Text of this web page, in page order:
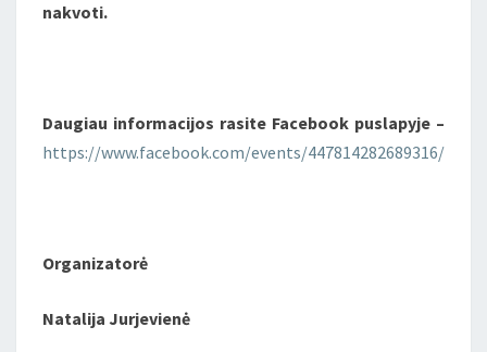
nakvoti.
Daugiau informacijos rasite Facebook puslapyje –
https://www.facebook.com/events/447814282689316/
Organizatorė
Natalija Jurjevienė